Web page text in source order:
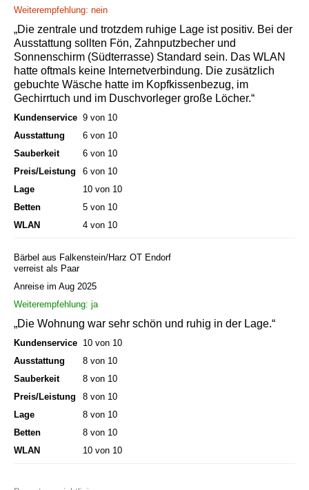
Weiterempfehlung: nein
„Die zentrale und trotzdem ruhige Lage ist positiv. Bei der
Ausstattung sollten Fön, Zahnputzbecher und
Sonnenschirm (Südterrasse) Standard sein. Das WLAN
hatte oftmals keine Internetverbindung. Die zusätzlich
gebuchte Wäsche hatte im Kopfkissenbezug, im
Gechirrtuch und im Duschvorleger große Löcher.“
Kundenservice 9 von 10
Ausstattung
6 von 10
Sauberkeit
6 von 10
Preis/Leistung
6 von 10
Lage
10 von 10
Betten
5 von 10
WLAN
4 von 10
Bärbel aus Falkenstein/Harz OT Endorf
verreist als Paar
Anreise im Aug 2025
Weiterempfehlung: ja
„Die Wohnung war sehr schön und ruhig in der Lage.“
Kundenservice 10 von 10
Ausstattung
8 von 10
Sauberkeit
8 von 10
Preis/Leistung
8 von 10
Lage
8 von 10
Betten
8 von 10
WLAN
10 von 10